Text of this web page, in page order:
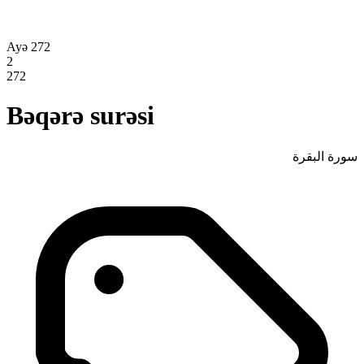
Ayə 272
2
272
Bəqərə surəsi
سورة البقرة